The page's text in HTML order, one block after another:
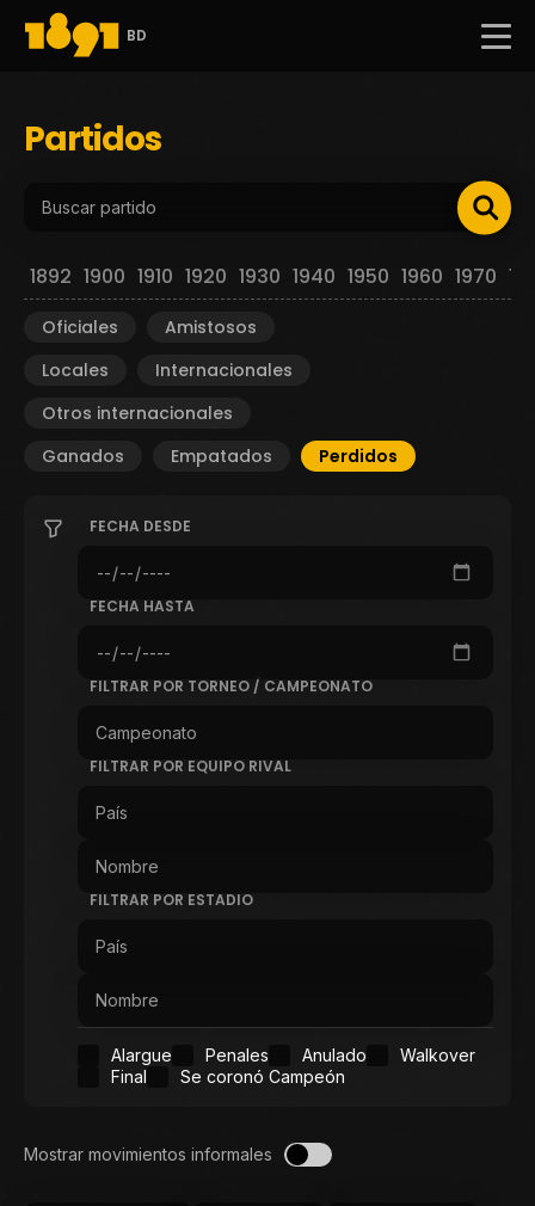
BD
Partidos
1892 1900 1910 1920 1930 1940 1950 1960 1970
Oficiales
Amistosos
Locales
Internacionales
Otros internacionales
Ganados
Empatados Perdidos
FECHA DESDE
FECHA HASTA
FILTRAR POR TORNEO / CAMPEONATO
FILTRAR POR EQUIPO RIVAL
FILTRAR POR ESTADIO
Alargue Penales Anulado
Walkover
Final
Se coronó Campeón
Mostrar movimientos informales